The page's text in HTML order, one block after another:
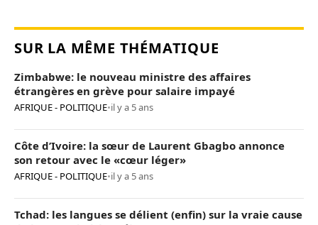
SUR LA MÊME THÉMATIQUE
Zimbabwe: le nouveau ministre des affaires
étrangères en grève pour salaire impayé
AFRIQUE - POLITIQUE•il y a 5 ans
Côte d’Ivoire: la sœur de Laurent Gbagbo annonce
son retour avec le «cœur léger»
AFRIQUE - POLITIQUE•il y a 5 ans
Tchad: les langues se délient (enfin) sur la vraie cause